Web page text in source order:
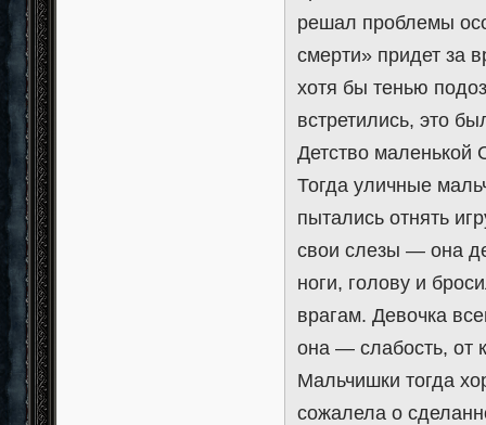
решал проблемы
смерти» придет за
хотя бы тенью
встретились, это
Детство маленькой
Тогда уличные
пытались отнять
свои слезы — она
ноги, голову и
врагам. Девочка
она — слабость, от
Мальчишки тогда
сожалела о